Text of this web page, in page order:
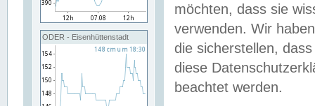
ODER - Eisenhüttenstadt
möchten, dass sie
verwenden. Wir
die sicherstellen,
diese
beachtet werden.